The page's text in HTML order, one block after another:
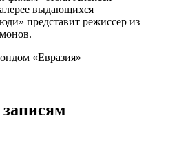
выдающихся
представит режиссер из
«Евразия»